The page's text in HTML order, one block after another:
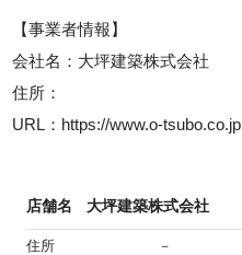
【事業者情報】
会社名：大坪建築株式会社
住所：
URL：https://www.o-tsubo.co.jp
店舗名 大坪建築株式会社
住所 －